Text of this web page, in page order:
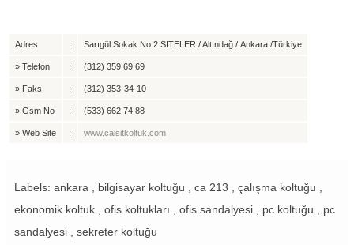
Adres : Sarıgül Sokak No:2 SITELER / Altındağ / Ankara /Türkiye
» Telefon : (312) 359 69 69
» Faks : (312) 353-34-10
» Gsm No : (533) 662 74 88
» Web Site : www.calsitkoltuk.com
Labels: ankara , bilgisayar koltuğu , ca 213 , çalışma koltuğu ,
ekonomik koltuk , ofis koltukları , ofis sandalyesi , pc koltuğu , pc
sandalyesi , sekreter koltuğu